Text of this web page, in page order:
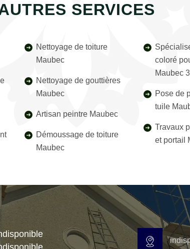
SERVICES
Nettoyage de toiture
Maubec
Nettoyage de gouttières
Maubec
Artisan peintre Maubec
Démoussage de toiture
Maubec
coloré
Maubec
Pose de
tuile
Travaux
et portail